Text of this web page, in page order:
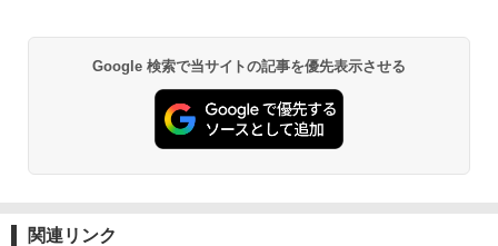
Google 検索で当サイトの記事を優先表示させる
関連リンク